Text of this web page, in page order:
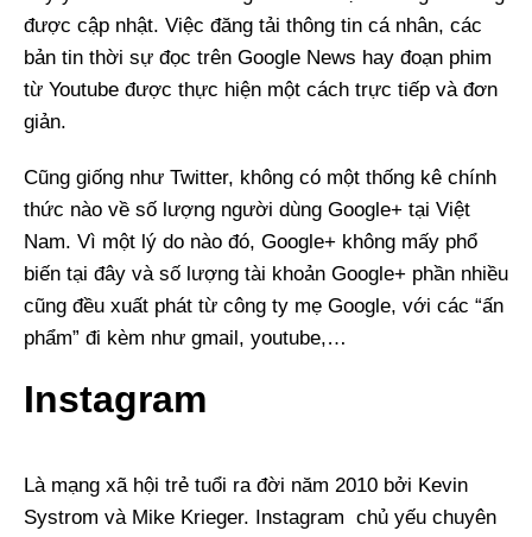
được cập nhật. Việc đăng tải thông tin cá nhân, các
bản tin thời sự đọc trên Google News hay đoạn phim
từ Youtube được thực hiện một cách trực tiếp và đơn
giản.
Cũng giống như Twitter, không có một thống kê chính
thức nào về số lượng người dùng Google+ tại Việt
Nam. Vì một lý do nào đó, Google+ không mấy phổ
biến tại đây và số lượng tài khoản Google+ phần nhiều
cũng đều xuất phát từ công ty mẹ Google, với các “ấn
phẩm” đi kèm như gmail, youtube,…
Instagram
Là mạng xã hội trẻ tuổi ra đời năm 2010 bởi Kevin
Systrom và Mike Krieger. Instagram chủ yếu chuyên